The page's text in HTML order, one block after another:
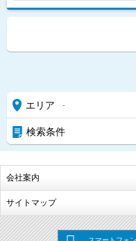
エリア -
検索条件
会社案内
サイトマップ